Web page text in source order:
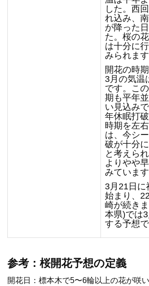
した。西
れ込み、
が降った
た。桜の
は十分に
みられます
開花の時
3月の気温
です。こ
期も平年
い見込み
年休眠打
時期を左
は、今シ
破が十分
と考えら
よりやや
みています
3月21日に
始まり、
崎が続き
本県)では
する予想で
参考：桜開花予想の定義
開花日：標本木で5〜6輪以上の花が咲